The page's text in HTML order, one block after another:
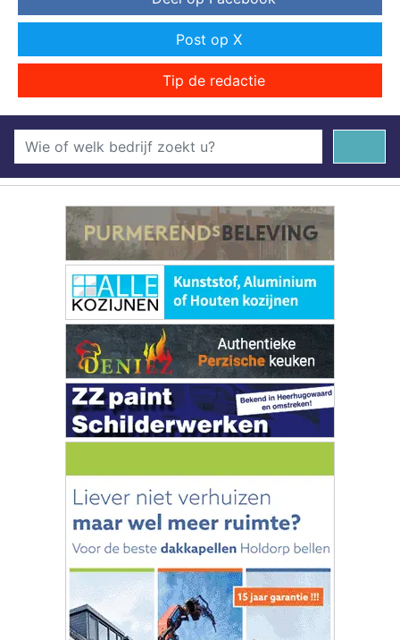
Post op X
Tip de redactie